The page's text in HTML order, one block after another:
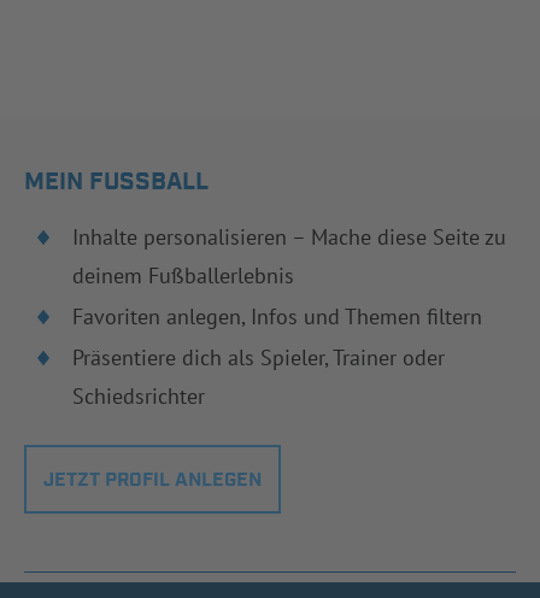
MEIN FUSSBALL
Inhalte personalisieren – Mache diese Seite zu
deinem Fußballerlebnis
Favoriten anlegen, Infos und Themen filtern
Präsentiere dich als Spieler, Trainer oder
Schiedsrichter
JETZT PROFIL ANLEGEN